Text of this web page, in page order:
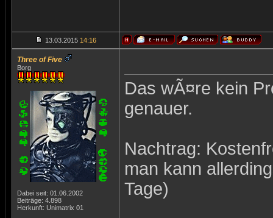
13.03.2015 14:16
Three of Five
Borg
Dabei seit: 01.06.2002
Beiträge: 4.898
Herkunft: Unimatrix 01
Das wÃ¤re kein
genauer.
Nachtrag:
man kann
Tage)